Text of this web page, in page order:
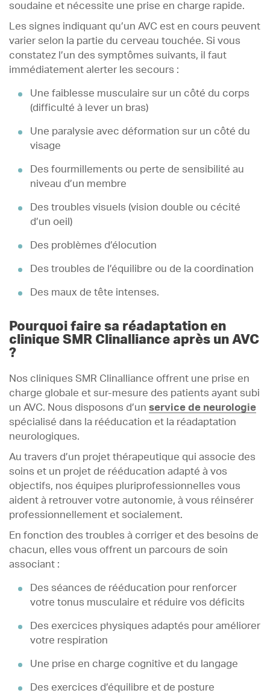
soudaine et nécessite une prise en charge rapide.
Les signes indiquant qu’un AVC est en cours peuvent
varier selon la partie du cerveau touchée. Si vous
constatez l’un des symptômes suivants, il faut
immédiatement alerter les secours :
Une faiblesse musculaire sur un côté du corps
(difficulté à lever un bras)
Une paralysie avec déformation sur un côté du
visage
Des fourmillements ou perte de sensibilité au
niveau d’un membre
Des troubles visuels (vision double ou cécité
d’un oeil)
Des problèmes d’élocution
Des troubles de l’équilibre ou de la coordination
Des maux de tête intenses.
Pourquoi faire sa réadaptation en
clinique SMR Clinalliance après un AVC
?
Nos cliniques SMR Clinalliance offrent une prise en
charge globale et sur-mesure des patients ayant subi
un AVC. Nous disposons d’un service de neurologie
spécialisé dans la rééducation et la réadaptation
neurologiques.
Au travers d’un projet thérapeutique qui associe des
soins et un projet de rééducation adapté à vos
objectifs, nos équipes pluriprofessionnelles vous
aident à retrouver votre autonomie, à vous réinsérer
professionnellement et socialement.
En fonction des troubles à corriger et des besoins de
chacun, elles vous offrent un parcours de soin
associant :
Des séances de rééducation pour renforcer
votre tonus musculaire et réduire vos déficits
Des exercices physiques adaptés pour améliorer
votre respiration
Une prise en charge cognitive et du langage
Des exercices d’équilibre et de posture